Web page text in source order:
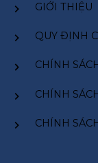
GIỚI THIỆU
QUY ĐỊNH
CHÍNH
CHÍNH
CHÍNH